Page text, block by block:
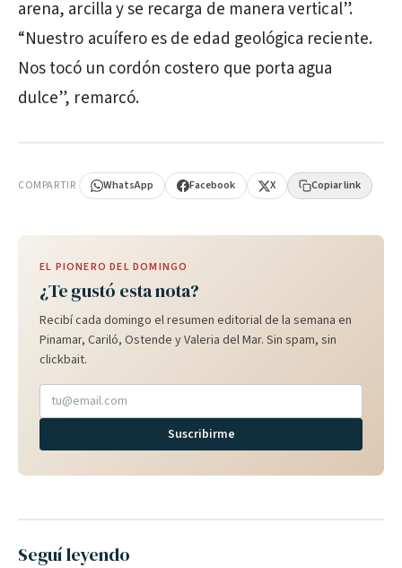
arena, arcilla y se recarga de manera vertical”.
“Nuestro acuífero es de edad geológica reciente.
Nos tocó un cordón costero que porta agua
dulce”, remarcó.
COMPARTIR WhatsApp Facebook X Copiar link
EL PIONERO DEL DOMINGO
¿Te gustó esta nota?
Recibí cada domingo el resumen editorial de la semana en
Pinamar, Cariló, Ostende y Valeria del Mar. Sin spam, sin
clickbait.
Suscribirme
Seguí leyendo